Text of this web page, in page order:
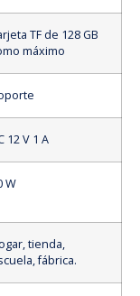
TF de 128 GB
máximo
12 V 1 A
W
tienda,
fábrica.